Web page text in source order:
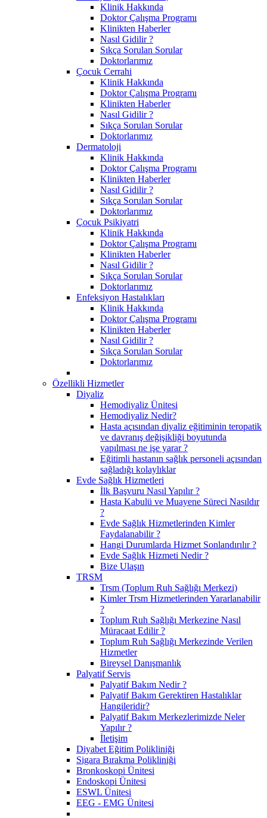
Klinik Hakkında
Doktor Çalışma Programı
Klinikten Haberler
Nasıl Gidilir ?
Sıkça Sorulan Sorular
Doktorlarımız
Çocuk Cerrahi
Klinik Hakkında
Doktor Çalışma Programı
Klinikten Haberler
Nasıl Gidilir ?
Sıkça Sorulan Sorular
Doktorlarımız
Dermatoloji
Klinik Hakkında
Doktor Çalışma Programı
Klinikten Haberler
Nasıl Gidilir ?
Sıkça Sorulan Sorular
Doktorlarımız
Çocuk Psikiyatri
Klinik Hakkında
Doktor Çalışma Programı
Klinikten Haberler
Nasıl Gidilir ?
Sıkça Sorulan Sorular
Doktorlarımız
Enfeksiyon Hastalıkları
Klinik Hakkında
Doktor Çalışma Programı
Klinikten Haberler
Nasıl Gidilir ?
Sıkça Sorulan Sorular
Doktorlarımız
Özellikli Hizmetler
Diyaliz
Hemodiyaliz Ünitesi
Hemodiyaliz Nedir?
Hasta açısından diyaliz eğitiminin teropatik
ve davranış değişikliği boyutunda
yapılması ne işe yarar ?
Eğitimli hastanın sağlık personeli açısından
sağladığı kolaylıklar
Evde Sağlık Hizmetleri
İlk Başvuru Nasıl Yapılır ?
Hasta Kabulü ve Muayene Süreci Nasıldır
?
Evde Sağlık Hizmetlerinden Kimler
Faydalanabilir ?
Hangi Durumlarda Hizmet Sonlandırılır ?
Evde Sağlık Hizmeti Nedir ?
Bize Ulaşın
TRSM
Trsm (Toplum Ruh Sağlığı Merkezi)
Kimler Trsm Hizmetlerinden Yararlanabilir
?
Toplum Ruh Sağlığı Merkezine Nasıl
Müracaat Edilir ?
Toplum Ruh Sağlığı Merkezinde Verilen
Hizmetler
Bireysel Danışmanlık
Palyatif Servis
Palyatif Bakım Nedir ?
Palyatif Bakım Gerektiren Hastalıklar
Hangileridir?
Palyatif Bakım Merkezlerimizde Neler
Yapılır ?
İletişim
Diyabet Eğitim Polikliniği
Sigara Bırakma Polikliniği
Bronkoskopi Ünitesi
Endoskopi Ünitesi
ESWL Ünitesi
EEG - EMG Ünitesi